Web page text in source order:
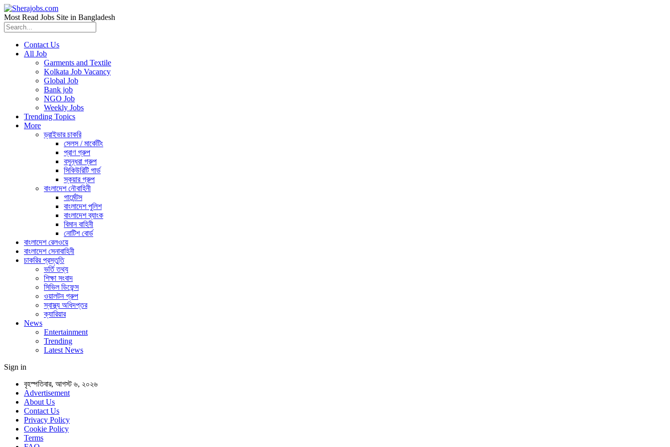
Most Read Jobs Site in Bangladesh
Contact Us
All Job
Garments and Textile
Kolkata Job Vacancy
Global Job
Bank job
NGO Job
Weekly Jobs
Trending Topics
More
ড্রাইভার চাকরি
সেলস / মার্কেটিং
প্রাণ গ্রুপ
বসুন্ধরা গ্রুপ
সিকিউরিটি গার্ড
স্কয়ার গ্রুপ
বাংলাদেশ নৌবাহিনী
গার্মেন্টস
বাংলাদেশ পুলিশ
বাংলাদেশ ব্যাংক
বিমান বাহিনী
নোটিশ বোর্ড
বাংলাদেশ রেলওয়ে
বাংলাদেশ সেনাবাহিনী
চাকরির প্রস্তুতি
ভর্তি তথ্য
শিক্ষা সংবাদ
সিভিল ডিফেন্স
ওয়ালটন গ্রুপ
স্বাস্থ্য অধিদপ্তর
ক্যারিয়ার
News
Entertainment
Trending
Latest News
Sign in
বৃহস্পতিবার, আগস্ট ৬, ২০২৬
Advertisement
About Us
Contact Us
Privacy Policy
Cookie Policy
Terms